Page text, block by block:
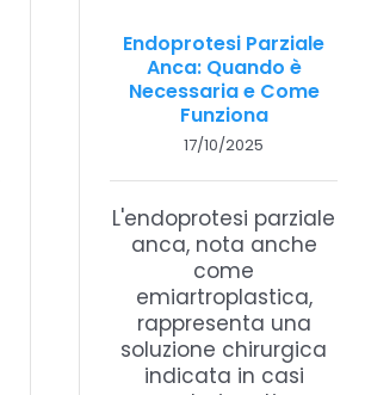
Endoprotesi Parziale
Anca: Quando è
Necessaria e Come
Funziona
17/10/2025
L'endoprotesi parziale
anca, nota anche
come
emiartroplastica,
rappresenta una
soluzione chirurgica
indicata in casi